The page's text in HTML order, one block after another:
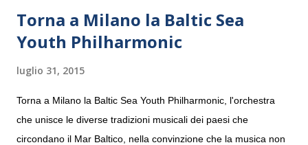
Torna a Milano la Baltic Sea
Youth Philharmonic
luglio 31, 2015
Torna a Milano la Baltic Sea Youth Philharmonic, l'orchestra
che unisce le diverse tradizioni musicali dei paesi che
circondano il Mar Baltico, nella convinzione che la musica non